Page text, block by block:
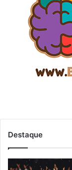
Destaque